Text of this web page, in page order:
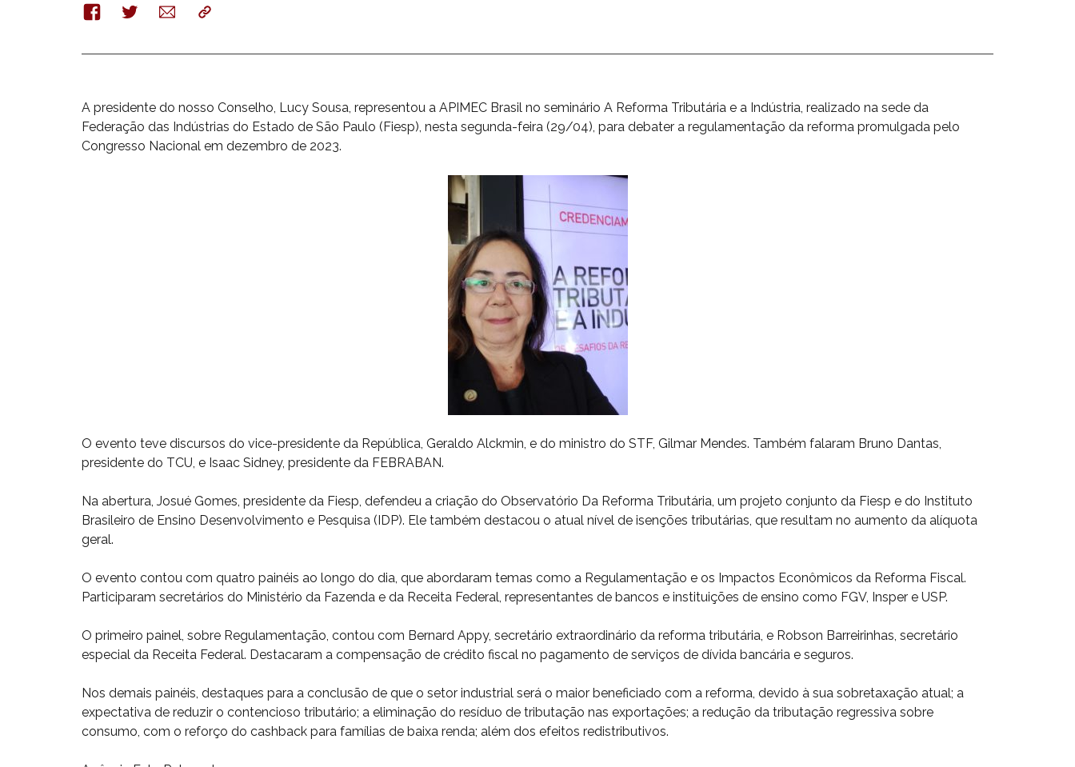
FacebookTwitterE-
mail
Copy
A presidente do nosso Conselho, Lucy Sousa, representou a APIMEC Brasil no seminário A Reforma Tributária e a Indústria, realizado na sede da
Federação das Indústrias do Estado de São Paulo (Fiesp), nesta segunda-feira (29/04), para debater a regulamentação da reforma promulgada pelo
Congresso Nacional em dezembro de 2023.
O evento teve discursos do vice-presidente da República, Geraldo Alckmin, e do ministro do STF, Gilmar Mendes. Também falaram Bruno Dantas,
presidente do TCU, e Isaac Sidney, presidente da FEBRABAN.
Na abertura, Josué Gomes, presidente da Fiesp, defendeu a criação do Observatório Da Reforma Tributária, um projeto conjunto da Fiesp e do Instituto
Brasileiro de Ensino Desenvolvimento e Pesquisa (IDP). Ele também destacou o atual nível de isenções tributárias, que resultam no aumento da alíquota
geral.
O evento contou com quatro painéis ao longo do dia, que abordaram temas como a Regulamentação e os Impactos Econômicos da Reforma Fiscal.
Participaram secretários do Ministério da Fazenda e da Receita Federal, representantes de bancos e instituições de ensino como FGV, Insper e USP.
O primeiro painel, sobre Regulamentação, contou com Bernard Appy, secretário extraordinário da reforma tributária, e Robson Barreirinhas, secretário
especial da Receita Federal. Destacaram a compensação de crédito fiscal no pagamento de serviços de dívida bancária e seguros.
Nos demais painéis, destaques para a conclusão de que o setor industrial será o maior beneficiado com a reforma, devido à sua sobretaxação atual; a
expectativa de reduzir o contencioso tributário; a eliminação do resíduo de tributação nas exportações; a redução da tributação regressiva sobre
consumo, com o reforço do cashback para famílias de baixa renda; além dos efeitos redistributivos.